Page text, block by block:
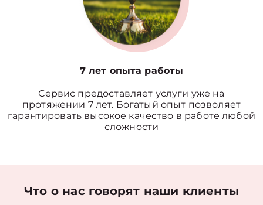
7 лет опыта работы
Сервис предоставляет услуги уже на
протяжении 7 лет. Богатый опыт позволяет
гарантировать высокое качество в работе любой
сложности
Что о нас говорят наши клиенты